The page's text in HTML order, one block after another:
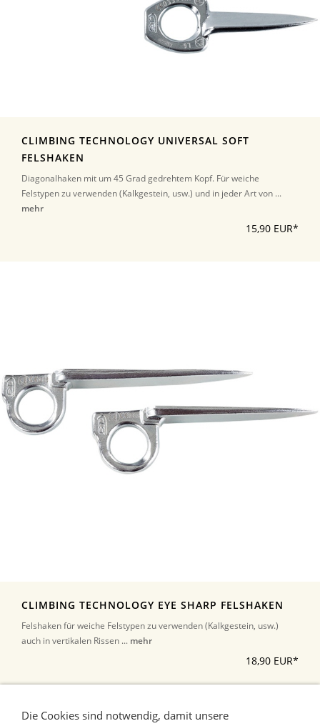
CLIMBING TECHNOLOGY UNIVERSAL SOFT
FELSHAKEN
Diagonalhaken mit um 45 Grad gedrehtem Kopf. Für weiche
Felstypen zu verwenden (Kalkgestein, usw.) und in jeder Art von ...
mehr
15,90 EUR*
CLIMBING TECHNOLOGY EYE SHARP FELSHAKEN
Felshaken für weiche Felstypen zu verwenden (Kalkgestein, usw.)
auch in vertikalen Rissen ... mehr
18,90 EUR*
*Alle Preise inkl. Umsatzsteuer, zuzüglich Versand
Die Cookies sind notwendig, damit unsere